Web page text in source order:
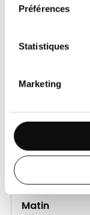
Préférences
Statistiques
Marketing
Matin
Après-midi
Après-midi
Mercredi
Matin